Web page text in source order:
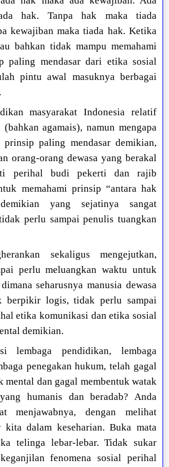
hak. Tanpa hak maka tiada
kewajiban maka tiada hak. Ketika
bahkan tidak mampu memahami
paling mendasar dari etika sosial
pintu awal masuknya berbagai
masyarakat Indonesia relatif
agamais), namun mengapa
prinsip paling mendasar demikian,
orang-orang dewasa yang berakal
perihal budi pekerti dan rajib
memahami prinsip “antara hak
yang sejatinya sangat
perlu sampai penulis tuangkan
sekaligus mengejutkan,
perlu meluangkan waktu untuk
seharusnya manusia dewasa
berpikir logis, tidak perlu sampai
etika komunikasi dan etika sosial
demikian.
lembaga pendidikan, lembaga
penegakan hukum, telah gagal
dan gagal membentuk watak
humanis dan beradab? Anda
menjawabnya, dengan melihat
kita dalam keseharian. Buka mata
telinga lebar-lebar. Tidak sukar
fenomena sosial perihal